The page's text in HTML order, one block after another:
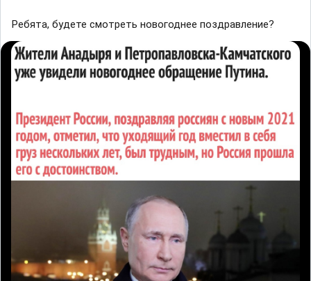
Ребята, будете смотреть новогоднее поздравление?